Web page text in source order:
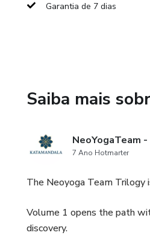
Garantia de 7 dias
Saiba mais
NeoYogaTeam
7 Ano Hotmarter
The Neoyoga Team Trilogy
Volume 1 opens the path
discovery.